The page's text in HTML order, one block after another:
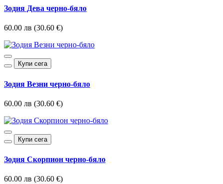
Зодия Дева черно-бяло
60.00 лв (30.60 €)
Купи сега
Зодия Везни черно-бяло
60.00 лв (30.60 €)
Купи сега
Зодия Скорпион черно-бяло
60.00 лв (30.60 €)